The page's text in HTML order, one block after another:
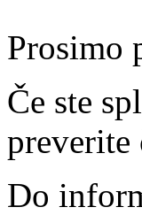
Prosimo
Če ste
preverite
Do